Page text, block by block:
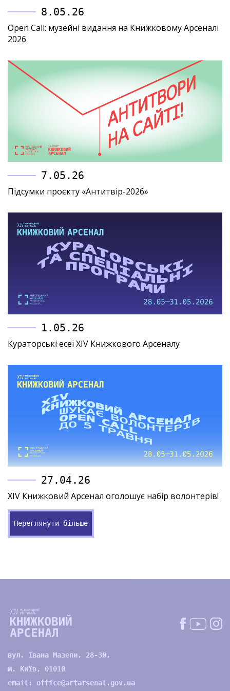
8.05.26
Open Call: музейні видання на Книжковому Арсеналі
2026
7.05.26
Підсумки проєкту «Антитвір-2026»
1.05.26
Кураторські есеї XIV Книжкового Арсеналу
27.04.26
XIV Книжковий Арсенал оголошує набір волонтерів!
Переглянути більше
вул. Івана Мазепи, 28-30,
м. Київ, 01010
email: office@artarsenal.gov.ua